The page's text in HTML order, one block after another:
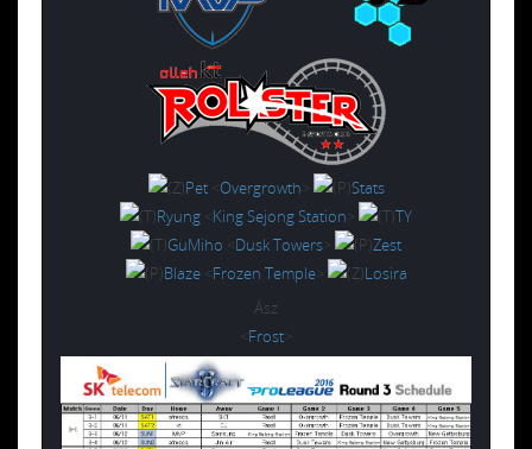
Pet< Overgrowth
Stats
Ryung < King Sejong Station
TY
GuMiho < Dusk Towers
Zest
Blaze< Frozen Temple>
Losira
Ász
< Frost